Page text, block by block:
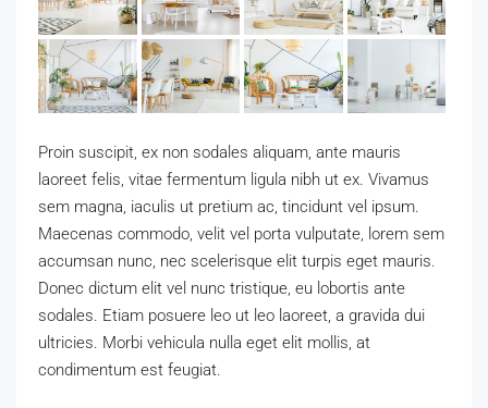
Proin suscipit, ex non sodales aliquam, ante mauris
laoreet felis, vitae fermentum ligula nibh ut ex. Vivamus
sem magna, iaculis ut pretium ac, tincidunt vel ipsum.
Maecenas commodo, velit vel porta vulputate, lorem sem
accumsan nunc, nec scelerisque elit turpis eget mauris.
Donec dictum elit vel nunc tristique, eu lobortis ante
sodales. Etiam posuere leo ut leo laoreet, a gravida dui
ultricies. Morbi vehicula nulla eget elit mollis, at
condimentum est feugiat.